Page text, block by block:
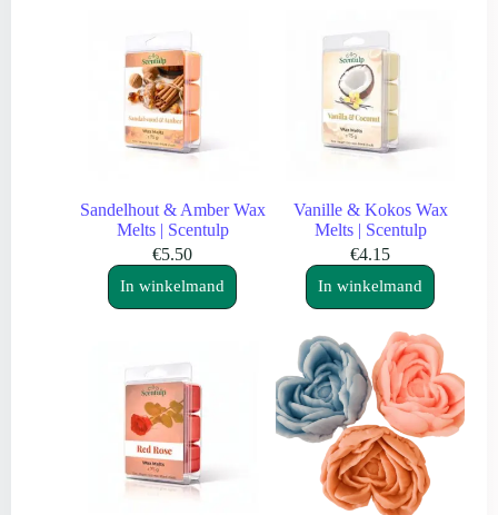
Sandelhout & Amber Wax
Melts | Scentulp
€5.50
In winkelmand
Vanille & Kokos Wax
Melts | Scentulp
€4.15
In winkelmand